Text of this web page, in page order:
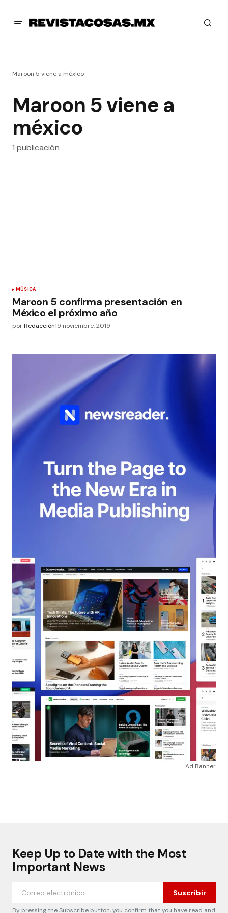
Maroon 5 viene a méxico
Maroon 5 viene a
méxico
1 publicación
MÚSICA
Maroon 5 confirma presentación en
México el próximo año
porRedacción19 noviembre, 2019
Ad Banner
Keep Up to Date with the Most
Important News
Suscribir
By pressing the Subscribe button, you confirm that you have read and